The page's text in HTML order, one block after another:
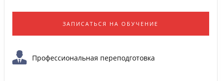
ЗАПИСАТЬСЯ НА ОБУЧЕНИЕ
Профессиональная переподготовка